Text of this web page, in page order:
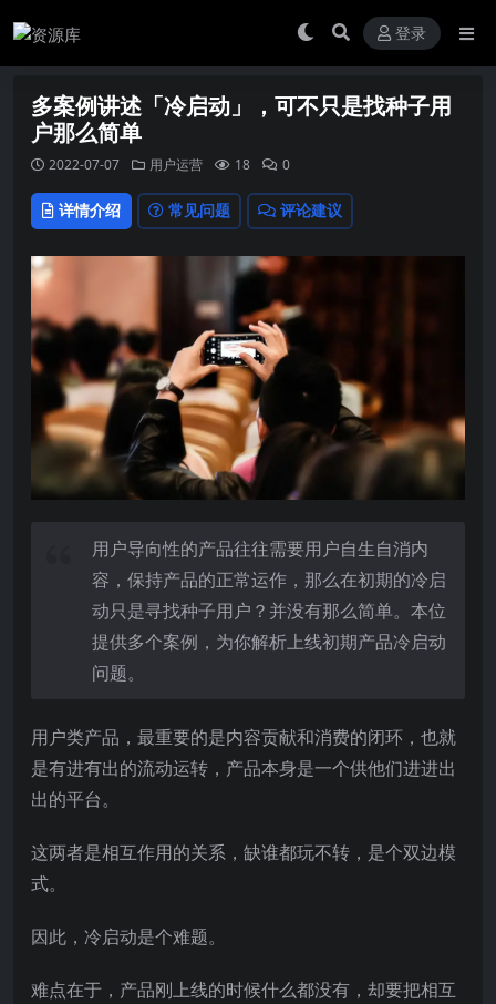
登录
多案例讲述「冷启动」，可不只是找种子用
户那么简单
2022-07-07 用户运营 18 0
详情介绍 常见问题 评论建议
用户导向性的产品往往需要用户自生自消内
容，保持产品的正常运作，那么在初期的冷启
动只是寻找种子用户？并没有那么简单。本位
提供多个案例，为你解析上线初期产品冷启动
问题。
用户类产品，最重要的是内容贡献和消费的闭环，也就
是有进有出的流动运转，产品本身是一个供他们进进出
出的平台。
这两者是相互作用的关系，缺谁都玩不转，是个双边模
式。
因此，冷启动是个难题。
难点在于，产品刚上线的时候什么都没有，却要把相互